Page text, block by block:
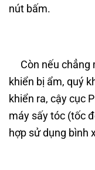
nút bấm.
Còn nếu chẳng
khiển bị ẩm, quý
khiển ra, cậy cục
máy sấy tóc (tốc
hợp sử dụng bình